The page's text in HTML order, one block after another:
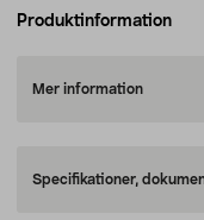
Produktinformation
Mer information
Specifikationer,